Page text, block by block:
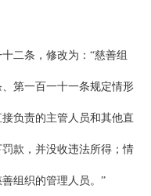
二条，修改为：“慈善组
第一百一十一条规定情形
负责的主管人员和其他直
款，并没收违法所得；情
组织的管理人员。”